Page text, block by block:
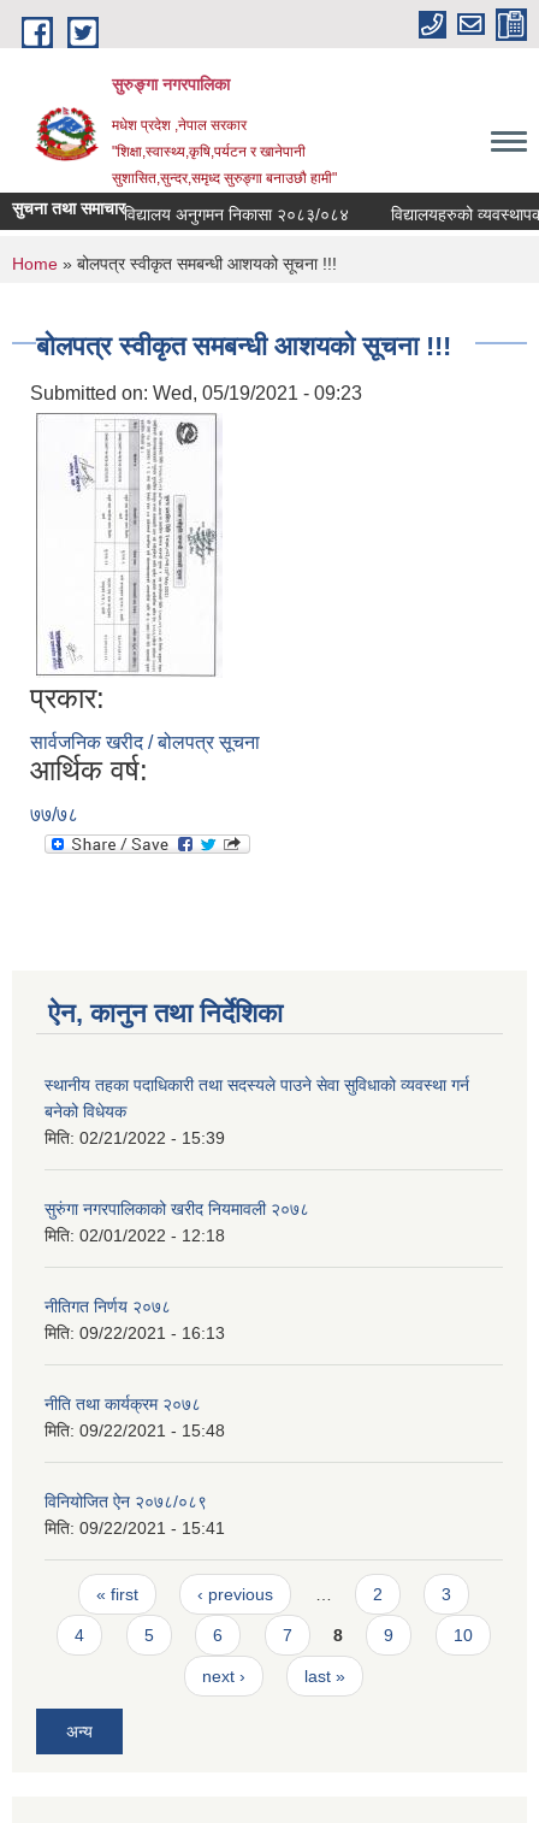
Skip to main content
सुरुङ्‍गा नगरपालिका
मधेश प्रदेश ,नेपाल सरकार
"शिक्षा,स्वास्थ्य,कृषि,पर्यटन र खानेपानी
सुशासित,सुन्दर,समृध्द सुरुङ्गा बनाउछौ हामी"
सुचना तथा समाचारविद्यालय अनुगमन निकासा २०८३/०८४ विद्यालयहरुको
You are here
Home » बोलपत्र स्वीकृत समबन्धी आशयको सूचना !!!
बोलपत्र स्वीकृत समबन्धी आशयको सूचना !!!
Submitted on: Wed, 05/19/2021 - 09:23
प्रकार:
सार्वजनिक खरीद / बोलपत्र सूचना
आर्थिक वर्ष:
७७/७८
ऐन, कानुन तथा निर्देशिका
स्थानीय तहका पदाधिकारी तथा सदस्यले पाउने सेवा सुविधाको व्यवस्था गर्न
बनेको विधेयक
मिति: 02/21/2022 - 15:39
सुरुंगा नगरपालिकाको खरीद नियमावली २०७८
मिति: 02/01/2022 - 12:18
नीतिगत निर्णय २०७८
मिति: 09/22/2021 - 16:13
नीति तथा कार्यक्रम २०७८
मिति: 09/22/2021 - 15:48
विनियोजित ऐन २०७८/०८९
मिति: 09/22/2021 - 15:41
Pages
« first ‹ previous 2 3
4 5 6 7 8 9 10
next › last »
अन्य